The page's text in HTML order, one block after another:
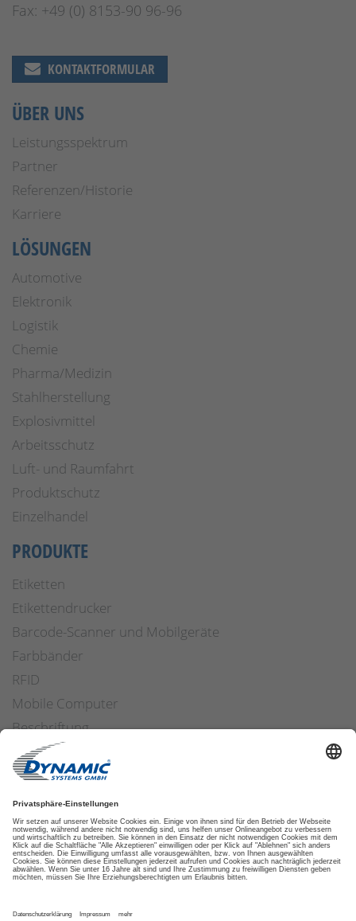
Fax: +49 (0) 8153-90 96-96
KONTAKTFORMULAR
ÜBER UNS
Leistungsspektrum
Partner
Referenzen/Historie
Karriere
LÖSUNGEN
Automotive
Elektronik
Logistik
Chemie
Pharma/Medizin
Stahlherstellung
Explosivmittel
Arbeitsschutz
Luft- und Raumfahrt
Produktschutz
Einzelhandel
PRODUKTE
Etiketten
Etikettendrucker
Barcode-Scanner und Mobilgeräte
Farbbänder
RFID
Mobile Computer
Beschriftung
Arbeitssicherheit
Applikatoren
Etiketten Software
ETIKETTENFINDER
DATENSCHUTZ IMPRESSUM